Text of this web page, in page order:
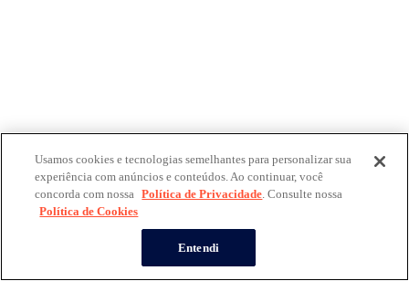
Usamos cookies e tecnologias semelhantes para personalizar sua
experiência com anúncios e conteúdos. Ao continuar, você
concorda com nossa Política de Privacidade. Consulte nossa
Política de Cookies
Entendi